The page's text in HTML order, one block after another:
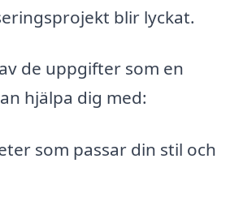
blir lyckat.
de uppgifter som en
hjälpa dig med:
som passar din stil och